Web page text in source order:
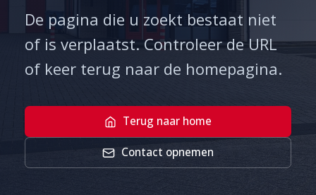
De pagina die u zoekt bestaat niet
of is verplaatst. Controleer de URL
of keer terug naar de homepagina.
Terug naar home
Contact opnemen